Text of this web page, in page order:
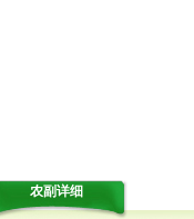
农副详细